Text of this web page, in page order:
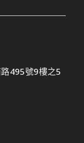
495號9樓之5